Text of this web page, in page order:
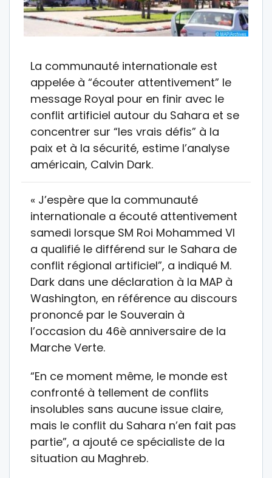
La communauté internationale est
appelée à “écouter attentivement” le
message Royal pour en finir avec le
conflit artificiel autour du Sahara et se
concentrer sur “les vrais défis” à la
paix et à la sécurité, estime l’analyse
américain, Calvin Dark.
« J’espère que la communauté
internationale a écouté attentivement
samedi lorsque SM Roi Mohammed VI
a qualifié le différend sur le Sahara de
conflit régional artificiel”, a indiqué M.
Dark dans une déclaration à la MAP à
Washington, en référence au discours
prononcé par le Souverain à
l’occasion du 46è anniversaire de la
Marche Verte.
“En ce moment même, le monde est
confronté à tellement de conflits
insolubles sans aucune issue claire,
mais le conflit du Sahara n’en fait pas
partie”, a ajouté ce spécialiste de la
situation au Maghreb.